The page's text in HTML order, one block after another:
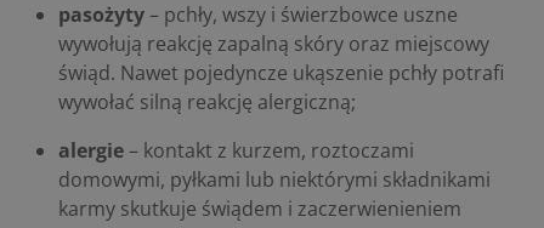
pasożyty– pchły, wszy i świerzbowce uszne
wywołują reakcję zapalną skóry oraz miejscowy
świąd. Nawet pojedyncze ukąszenie pchły potrafi
wywołać silną reakcję alergiczną;
alergie– kontakt z kurzem, roztoczami
domowymi, pyłkami lub niektórymi składnikami
karmy skutkuje świądem i zaczerwienieniem